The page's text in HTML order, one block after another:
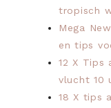
tropisch
Mega
en tips
12 X Tips
vlucht 10
18 X tips